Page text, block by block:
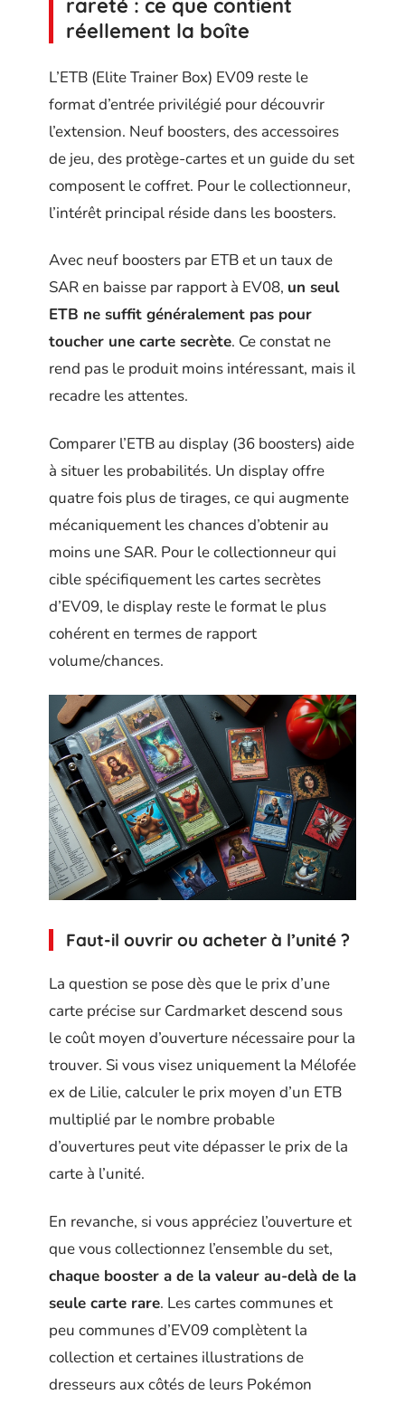
rareté : ce que contient
réellement la boîte
L’ETB (Elite Trainer Box) EV09 reste le
format d’entrée privilégié pour découvrir
l’extension. Neuf boosters, des accessoires
de jeu, des protège-cartes et un guide du set
composent le coffret. Pour le collectionneur,
l’intérêt principal réside dans les boosters.
Avec neuf boosters par ETB et un taux de
SAR en baisse par rapport à EV08, un seul
ETB ne suffit généralement pas pour
toucher une carte secrète. Ce constat ne
rend pas le produit moins intéressant, mais il
recadre les attentes.
Comparer l’ETB au display (36 boosters) aide
à situer les probabilités. Un display offre
quatre fois plus de tirages, ce qui augmente
mécaniquement les chances d’obtenir au
moins une SAR. Pour le collectionneur qui
cible spécifiquement les cartes secrètes
d’EV09, le display reste le format le plus
cohérent en termes de rapport
volume/chances.
Faut-il ouvrir ou acheter à l’unité ?
La question se pose dès que le prix d’une
carte précise sur Cardmarket descend sous
le coût moyen d’ouverture nécessaire pour la
trouver. Si vous visez uniquement la Mélofée
ex de Lilie, calculer le prix moyen d’un ETB
multiplié par le nombre probable
d’ouvertures peut vite dépasser le prix de la
carte à l’unité.
En revanche, si vous appréciez l’ouverture et
que vous collectionnez l’ensemble du set,
chaque booster a de la valeur au-delà de la
seule carte rare. Les cartes communes et
peu communes d’EV09 complètent la
collection et certaines illustrations de
dresseurs aux côtés de leurs Pokémon